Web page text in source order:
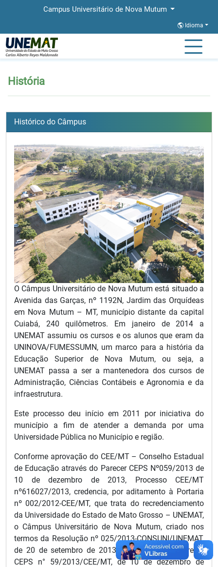
Campus Universitário de Nova Mutum
Idioma
Página Inicial
História
Histórico do Câmpus
O Câmpus Universitário de Nova Mutum está situado a
Avenida das Garças, nº 1192N, Jardim das Orquídeas
em Nova Mutum – MT, município distante da capital
Cuiabá, 240 quilômetros. Em janeiro de 2014 a
UNEMAT assumiu os cursos e os alunos que eram da
UNINOVA/FUMESSUMN, um marco para a história da
Educação Superior de Nova Mutum, ou seja, a
UNEMAT passa a ser a mantenedora dos cursos de
Administração, Ciências Contábeis e Agronomia e da
infraestrutura.
Este processo deu início em 2011 por iniciativa do
município a fim de atender a demanda por uma
Universidade Pública no Município e região.
Conforme aprovação do CEE/MT – Conselho Estadual
de Educação através do Parecer CEPS Nº059/2013 de
10 de dezembro de 2013, Processo CEE/MT
nº616027/2013, credencia, por aditamento à Portaria
nº 002/2012-CEE/MT, que trata do recredenciamento
da Universidade do Estado de Mato Grosso – UNEMAT,
o Câmpus Universitário de Nova Mutum, criado nos
termos da Resolução nº 025/2013-CONSUNI/UNEMAT,
de 20 de setembro de 2013, nos termos do Parecer
CEPS n° 59/2013/CEE/MT, de 10 de dezembro de